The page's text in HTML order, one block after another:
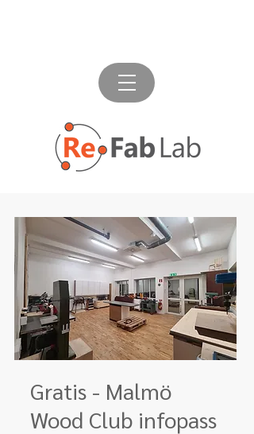
Gratis - Malmö
Wood Club infopass